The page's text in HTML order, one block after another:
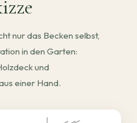
nur das Becken selbst,
in den Garten:
und
einer Hand.